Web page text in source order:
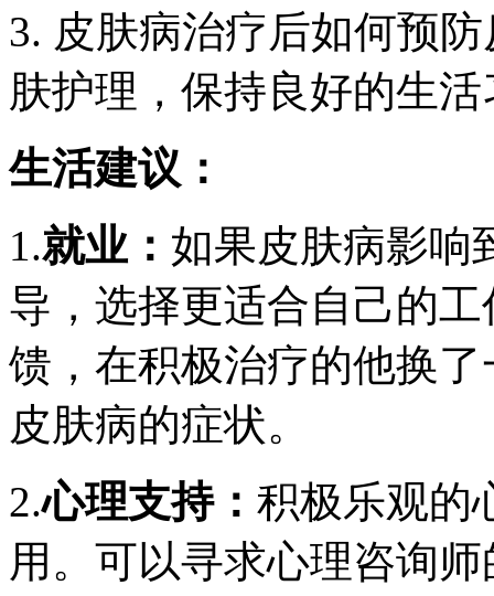
3. 皮肤病治疗后如何预
肤护理，保持良好的生
生活建议：
1.就业： 如果皮肤病影响
导，选择更适合自己的
馈，在积极治疗的他换
皮肤病的症状。
2.心理支持： 积极乐观的
用。可以寻求心理咨询